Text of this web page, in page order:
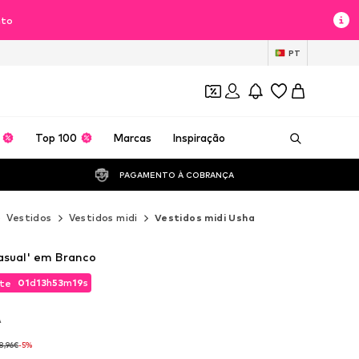
PT
Top 100 Marcas Inspiração
PAGAMENTO À COBRANÇA
Vestidos Vestidos midi Vestidos midi Usha
01d13h53m18s
-5%
01d13h53m18s
em Branco